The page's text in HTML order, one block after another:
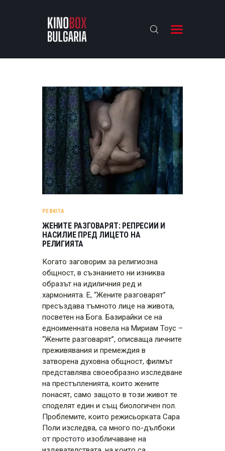
KINOBOX BULGARIA
АНАЛИЗИ
БАХТИ НАГРАДИТЕ
ИНТЕРВЮТА
ЗА НАС
РЕВЮТА
ЖЕНИТЕ РАЗГОВАРЯТ: РЕПРЕСИИ И
НАСИЛИЕ ПРЕД ЛИЦЕТО НА
РЕЛИГИЯТА
Когато заговорим за религиозна
общност, в съзнанието ни изниква
образът на идиличния ред и
хармонията. Е, “Жените разговарят”
пресъздава тъмното лице на живота,
посветен на Бога. Базирайки се на
едноименната новела на Мириам Тоус –
“Жените разговарят”, описваща личните
преживявания и премеждия в
затворена духовна общност, филмът
представлява своеобразно изследване
на престъпленията, които жените
понасят, само защото в този живот те
споделят един и същ биологичен пол.
Проблемите, които режисьорката Сара
Поли изследва, са много по-дълбоки
от простото изобличаване на